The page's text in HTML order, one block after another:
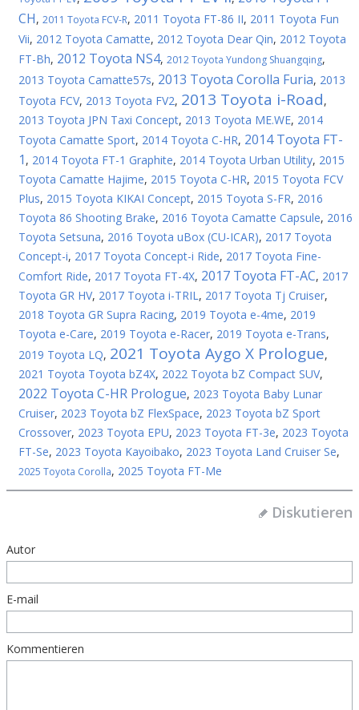
CH, 2011 Toyota FCV-R, 2011 Toyota FT-86 II, 2011 Toyota Fun
Vii, 2012 Toyota Camatte, 2012 Toyota Dear Qin, 2012 Toyota
FT-Bh, 2012 Toyota NS4, 2012 Toyota Yundong Shuangqing,
2013 Toyota Camatte57s, 2013 Toyota Corolla Furia, 2013
Toyota FCV, 2013 Toyota FV2, 2013 Toyota i-Road,
2013 Toyota JPN Taxi Concept, 2013 Toyota ME.WE, 2014
Toyota Camatte Sport, 2014 Toyota C-HR, 2014 Toyota FT-
1 , 2014 Toyota FT-1 Graphite, 2014 Toyota Urban Utility, 2015
Toyota Camatte Hajime, 2015 Toyota C-HR, 2015 Toyota FCV
Plus, 2015 Toyota KIKAI Concept, 2015 Toyota S-FR, 2016
Toyota 86 Shooting Brake, 2016 Toyota Camatte Capsule, 2016
Toyota Setsuna, 2016 Toyota uBox (CU-ICAR), 2017 Toyota
Concept-i, 2017 Toyota Concept-i Ride, 2017 Toyota Fine-
Comfort Ride, 2017 Toyota FT-4X, 2017 Toyota FT-AC, 2017
Toyota GR HV, 2017 Toyota i-TRIL, 2017 Toyota Tj Cruiser,
2018 Toyota GR Supra Racing, 2019 Toyota e-4me, 2019
Toyota e-Care, 2019 Toyota e-Racer, 2019 Toyota e-Trans,
2019 Toyota LQ, 2021 Toyota Aygo X Prologue,
2021 Toyota Toyota bZ4X, 2022 Toyota bZ Compact SUV,
2022 Toyota C-HR Prologue, 2023 Toyota Baby Lunar
Cruiser, 2023 Toyota bZ FlexSpace, 2023 Toyota bZ Sport
Crossover, 2023 Toyota EPU, 2023 Toyota FT-3e, 2023 Toyota
FT-Se, 2023 Toyota Kayoibako, 2023 Toyota Land Cruiser Se,
2025 Toyota Corolla, 2025 Toyota FT-Me
Diskutieren
Autor
E-mail
Kommentieren